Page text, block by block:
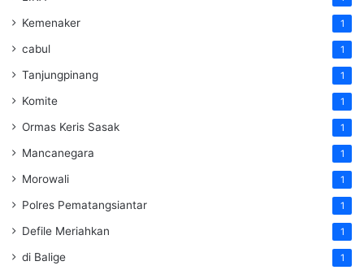
Kemenaker 1
cabul 1
Tanjungpinang 1
Komite 1
Ormas Keris Sasak 1
Mancanegara 1
Morowali 1
Polres Pematangsiantar 1
Defile Meriahkan 1
di Balige 1